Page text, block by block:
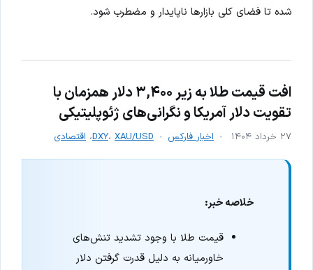
شده تا فضای کلی بازارها ناپایدار و مضطرب شود.
افت قیمت طلا به زیر ۳,۴۰۰ دلار همزمان با
تقویت دلار آمریکا و نگرانی‌های ژئوپلیتیکی
۲۷ خرداد ۱۴۰۴ اخبار فارکس DXY، XAU/USD ، اقتصادی
خلاصه خبر:
قیمت طلا با وجود تشدید تنش‌های
خاورمیانه به دلیل قدرت گرفتن دلار